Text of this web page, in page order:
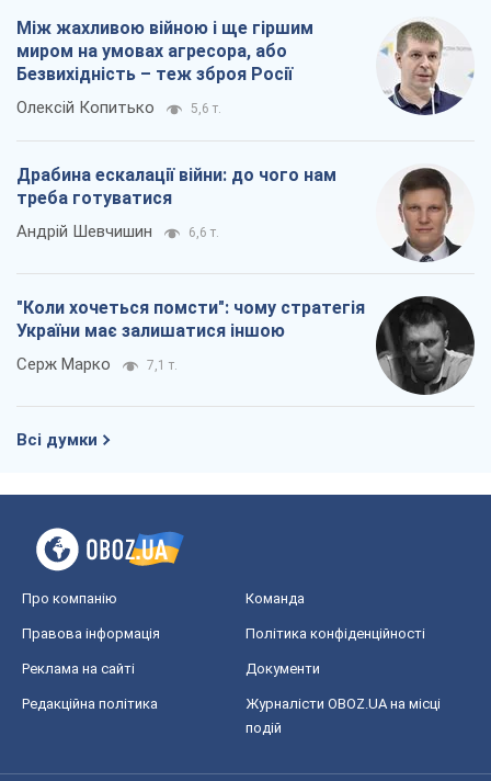
Між жахливою війною і ще гіршим
миром на умовах агресора, або
Безвихідність – теж зброя Росії
Олексій Копитько 5,6 т.
Драбина ескалації війни: до чого нам
треба готуватися
Андрій Шевчишин 6,6 т.
"Коли хочеться помсти": чому стратегія
України має залишатися іншою
Серж Марко 7,1 т.
Всі думки
Про компанію Команда
Правова інформація Політика конфіденційності
Реклама на сайті Документи
Редакційна політика
Журналісти OBOZ.UA на місці
подій